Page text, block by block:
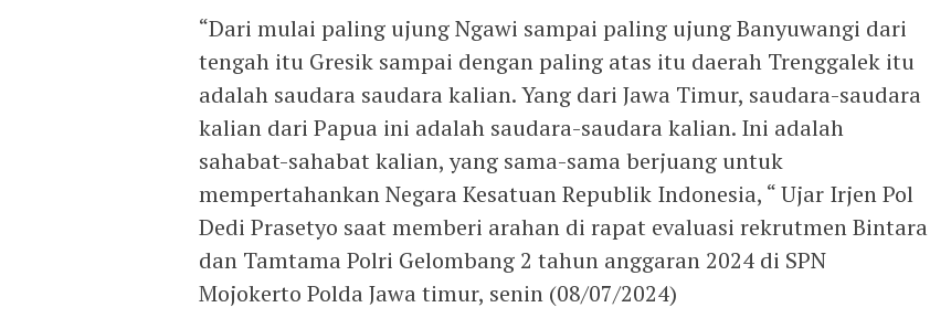
“Dari mulai paling ujung Ngawi sampai paling ujung Banyuwangi dari
tengah itu Gresik sampai dengan paling atas itu daerah Trenggalek itu
adalah saudara saudara kalian. Yang dari Jawa Timur, saudara-saudara
kalian dari Papua ini adalah saudara-saudara kalian. Ini adalah
sahabat-sahabat kalian, yang sama-sama berjuang untuk
mempertahankan Negara Kesatuan Republik Indonesia, “ Ujar Irjen Pol
Dedi Prasetyo saat memberi arahan di rapat evaluasi rekrutmen Bintara
dan Tamtama Polri Gelombang 2 tahun anggaran 2024 di SPN
Mojokerto Polda Jawa timur, senin (08/07/2024)